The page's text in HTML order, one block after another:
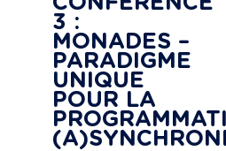
3 :
MONADES –
PARADIGME
UNIQUE
POUR LA